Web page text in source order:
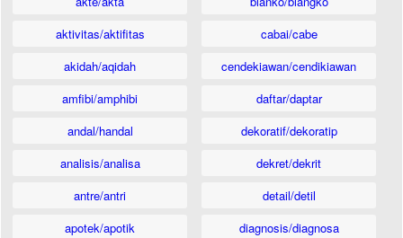
aktivitas/aktifitas
akidah/aqidah
amfibi/amphibi
andal/handal
analisis/analisa
antre/antri
apotek/apotik
cabai/cabe
cendekiawan/cendikiawan
daftar/daptar
dekoratif/dekoratip
dekret/dekrit
detail/detil
diagnosis/diagnosa